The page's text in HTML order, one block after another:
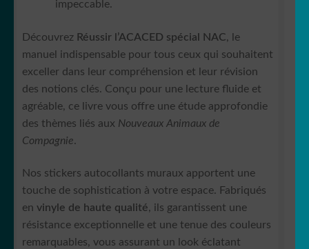
impeccable.
Découvrez Réussir l’ACACED spécial NAC, le
manuel indispensable pour tous ceux qui souhaitent
exceller dans leur compréhension et leur révision
des notions clés. Conçu pour une lecture fluide et
agréable, ce livre vous offre une étude approfondie
des thèmes liés aux Nouveaux Animaux de
Compagnie.
Nos stickers autocollants muraux apportent une
touche de sophistication à votre espace. Fabriqués
en vinyle de haute qualité, ils garantissent une
résistance exceptionnelle et une tenue des couleurs
remarquables, vous assurant un look éclatant